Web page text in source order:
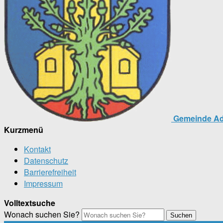
Gemeinde
Kurzmenü
Kontakt
Datenschutz
Barrierefreiheit
Impressum
Volltextsuche
Wonach suchen Sie?
Suchen